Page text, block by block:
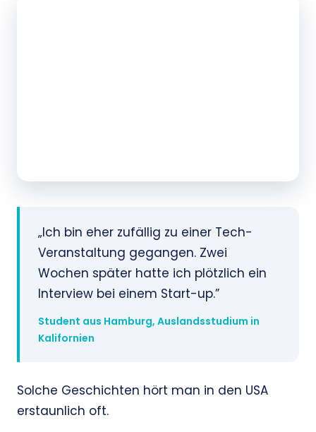
„Ich bin eher zufällig zu einer Tech-
Veranstaltung gegangen. Zwei
Wochen später hatte ich plötzlich ein
Interview bei einem Start-up.”
Student aus Hamburg, Auslandsstudium in
Kalifornien
Solche Geschichten hört man in den USA
erstaunlich oft.